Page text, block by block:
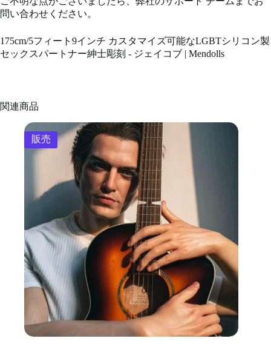
問い合わせください。
175cm/5フィート9インチ カスタマイズ可能なLGBTシリコン製
セックスパートナー紳士彫刻 - ジェイコブ | Mendolls
関連商品
販売